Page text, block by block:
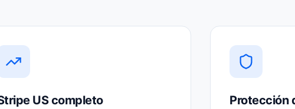
US completo
Protección